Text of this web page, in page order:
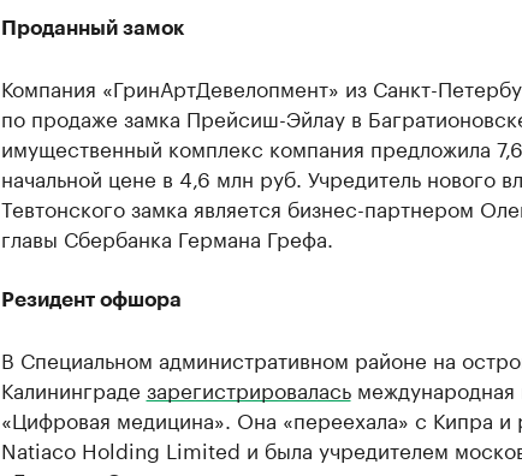
Проданный замок
Компания «ГринАртДевелопмент» из Санкт-
по продаже замка Прейсиш-Эйлау в
имущественный комплекс компания предложила
начальной цене в 4,6 млн руб. Учредитель нового
Тевтонского замка является бизнес-партнером
главы Сбербанка Германа Грефа.
Резидент офшора
В Специальном административном районе на
Калининграде зарегистрировалась
«Цифровая медицина». Она «переехала» с Кипра и
Natiaco Holding Limited и была учредителем